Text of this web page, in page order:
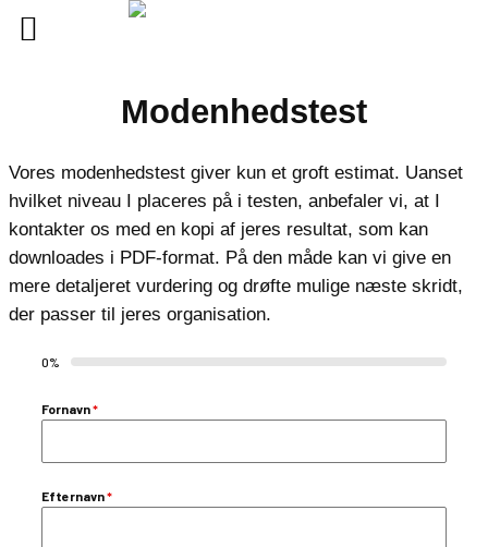
Modenhedstest
Vores modenhedstest giver kun et groft estimat. Uanset
hvilket niveau I placeres på i testen, anbefaler vi, at I
kontakter os med en kopi af jeres resultat, som kan
downloades i PDF-format. På den måde kan vi give en
mere detaljeret vurdering og drøfte mulige næste skridt,
der passer til jeres organisation.
0%
Fornavn*
Efternavn*